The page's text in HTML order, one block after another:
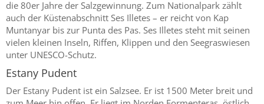
die 80er Jahre der Salzgewinnung. Zum Nationalpark zählt
auch der Küstenabschnitt Ses Illetes – er reicht von Kap
Muntanyar bis zur Punta des Pas. Ses Illetes steht mit seinen
vielen kleinen Inseln, Riffen, Klippen und den Seegraswiesen
unter UNESCO-Schutz.
Estany Pudent
Der Estany Pudent ist ein Salzsee. Er ist 1500 Meter breit und